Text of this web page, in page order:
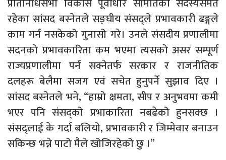
रहेका सांसद बस्नेतले सङ्घीय संसद्ले प्रभावकारी ढङ्गले
काम गर्न नसकेको गुनासो गरे। उनले संसदीय प्रणालीमा
सदनको प्रभावकारिता कम भएमा त्यसको असर सम्पूर्ण
राज्यप्रणालीमा पर्न सक्नेतर्फ सरकार र राजनीतिक
दलहरू बेलैमा सजग एवं सचेत हुनुपर्ने सुझाव दिए ।
सांसद बस्नेतले भने, “हाम्रो क्षमता, सीप र अनुभवमा कमी
भएर पनि संसद्को प्रभाकारिता नबढेको हुनसक्छ ।
संसद्लाई के गर्दा बलियो, प्रभावकारी र जिम्मेवार बनाउन
सकिन्छ भन्ने पाटो मैले खोजिरहेको छु ।”